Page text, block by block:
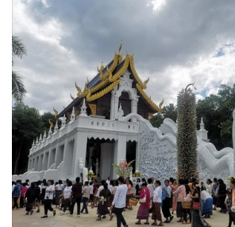
Management & HR
• MGR Live
• Infographic
• การเมือง
• ท่องเที่ยว
• กีฬา
• ต่างประเทศ
• Special Scoop
• เศรษฐกิจ-ธุรกิจ